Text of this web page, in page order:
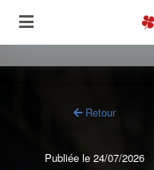
Retour
Publiée le 24/07/2026